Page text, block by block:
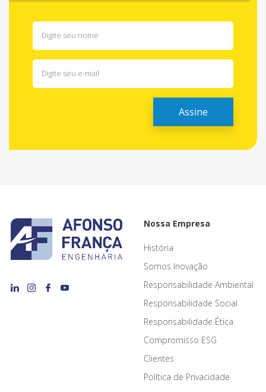
Nossa Empresa
História
Somos Inovação
Responsabilidade Ambiental
Responsabilidade Social
Responsabilidade Ética
Compromisso ESG
Clientes
Política de Privacidade